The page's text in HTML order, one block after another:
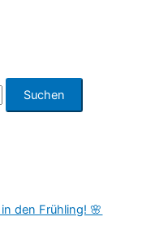
den Frühling! 🌸